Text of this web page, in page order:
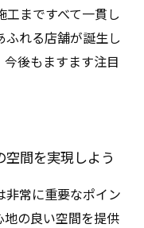
工まですべて一貫し
ふれる店舗が誕生し
後もますます注目
間を実現しよう
非常に重要なポイン
地の良い空間を提供